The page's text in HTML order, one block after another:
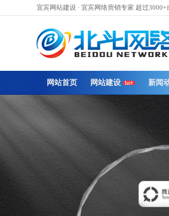
宜宾网站建设 · 宜宾网络营销专家 超过
网站首页 网站建设 新闻